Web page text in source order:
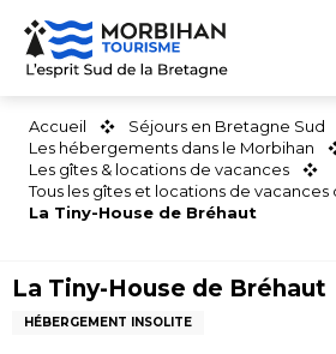
Aller
contenu
Accueil
Séjours en Bretagne Sud
Les hébergements dans le Morbihan
Les gîtes & locations de vacances
Tous les gîtes et locations de vacances
La Tiny-House de Bréhaut
La Tiny-House de Bréhaut
HÉBERGEMENT INSOLITE